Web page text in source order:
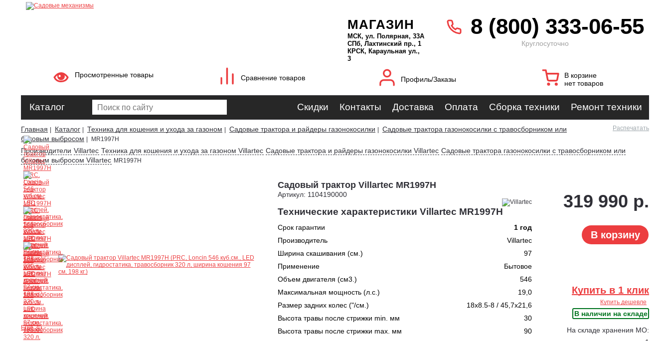
МАГАЗИН
МСК, ул. Полярная, 33А
СПб, Лахтинский пр., 1
КРСК, Караульная ул.,
3
8 (800) 333-06-55
Круглосуточно
Просмотренные товары Сравнение товаров Профиль/Заказы
В корзине
нет товаров
Каталог Скидки Контакты Доставка Оплата Сборка техники Ремонт техники
Главная Каталог Техника для кошения и ухода за газоном Садовые трактора и райдеры газонокосилки
Садовые трактора газонокосилки с травосборником или
боковым выбросом
MR1997H
Распечатать
Производители Villartec Техника для кошения и ухода за газоном Villartec Садовые трактора и райдеры газонокосилки Villartec Садовые трактора газонокосилки с травосборником или
боковым выбросом Villartec MR1997H
Ещё 30
Садовый трактор Villartec MR1997H
Артикул: 1104190000
Технические характеристики Villartec MR1997H
Срок гарантии
1 год
Производитель
Villartec
Ширина скашивания (см.)
97
Применение
Бытовое
Объем двигателя (см3.)
546
Максимальная мощность (л.с.)
19,0
Размер задних колес ("/см.)
18x8.5-8 / 45,7x21,6
Высота травы после стрижки min. мм
30
Высота травы после стрижки max. мм
90
319 990 р.
В корзину
Купить в 1 клик
Купить дешевле
В наличии на складе
На складе хранения МО: